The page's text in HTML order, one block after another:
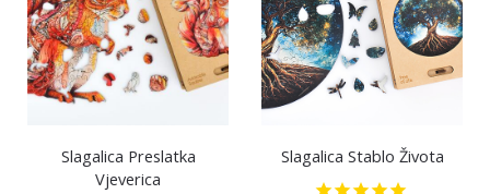
Slagalica Preslatka
Vjeverica
Slagalica Stablo Života